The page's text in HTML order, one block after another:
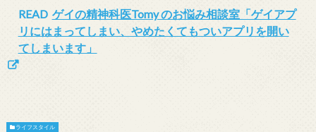
READ ゲイの精神科医Tomy のお悩み相談室「ゲイアプ
リにはまってしまい、やめたくてもついアプリを開い
てしまいます」
ライフスタイル